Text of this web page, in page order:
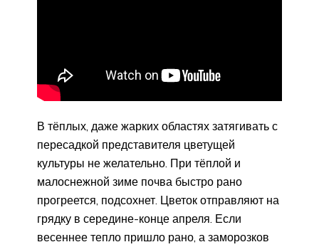
В тёплых, даже жарких областях затягивать с
пересадкой представителя цветущей
культуры не желательно. При тёплой и
малоснежной зиме почва быстро рано
прогреется, подсохнет. Цветок отправляют на
грядку в середине-конце апреля. Если
весеннее тепло пришло рано, а заморозков